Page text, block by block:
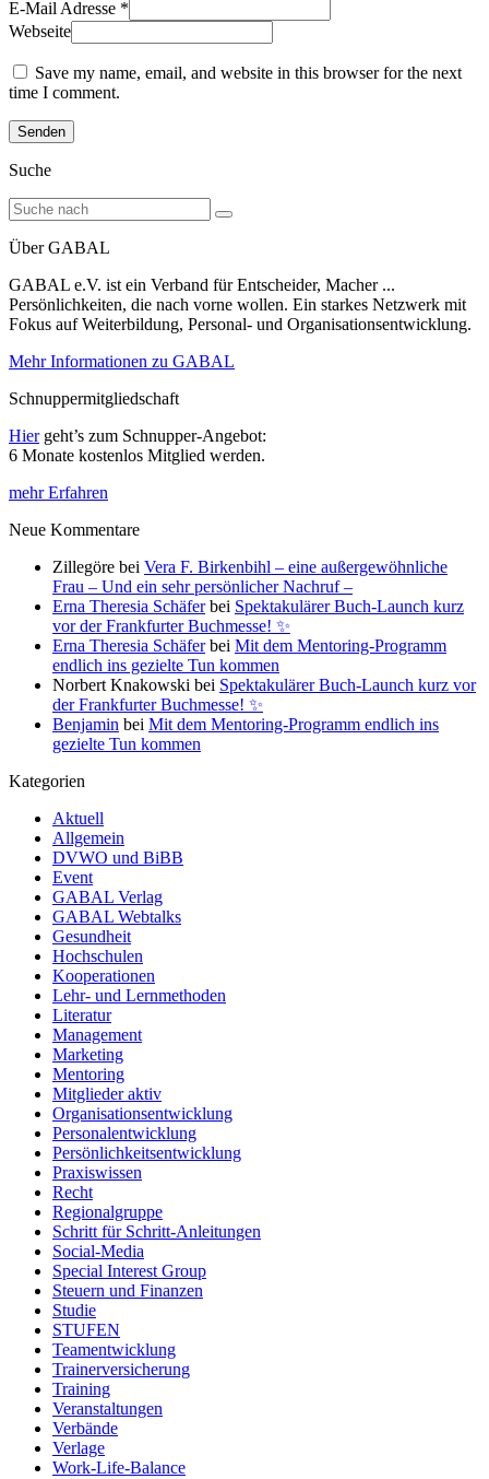
E-Mail Adresse *
Webseite
Save my name, email, and website in this browser for the next
time I comment.
Suche
Über GABAL
GABAL e.V. ist ein Verband für Entscheider, Macher ...
Persönlichkeiten, die nach vorne wollen. Ein starkes Netzwerk mit
Fokus auf Weiterbildung, Personal- und Organisationsentwicklung.
Mehr Informationen zu GABAL
Schnuppermitgliedschaft
Hiergeht’s zum Schnupper-Angebot:
6 Monate kostenlos Mitglied werden.
mehr Erfahren
Neue Kommentare
Zillegöre bei Vera F. Birkenbihl – eine außergewöhnliche
Frau – Und ein sehr persönlicher Nachruf –
Erna Theresia Schäferbei Spektakulärer Buch-Launch kurz
vor der Frankfurter Buchmesse! ✨
Erna Theresia Schäferbei Mit dem Mentoring-Programm
endlich ins gezielte Tun kommen
Norbert Knakowski bei Spektakulärer Buch-Launch kurz vor
der Frankfurter Buchmesse! ✨
Benjamin bei Mit dem Mentoring-Programm endlich ins
gezielte Tun kommen
Kategorien
Aktuell
Allgemein
DVWO und BiBB
Event
GABAL Verlag
GABAL Webtalks
Gesundheit
Hochschulen
Kooperationen
Lehr- und Lernmethoden
Literatur
Management
Marketing
Mentoring
Mitglieder aktiv
Organisationsentwicklung
Personalentwicklung
Persönlichkeitsentwicklung
Praxiswissen
Recht
Regionalgruppe
Schritt für Schritt-Anleitungen
Social-Media
Special Interest Group
Steuern und Finanzen
Studie
STUFEN
Teamentwicklung
Trainerversicherung
Training
Veranstaltungen
Verbände
Verlage
Work-Life-Balance